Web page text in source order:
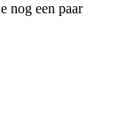
nog een paar